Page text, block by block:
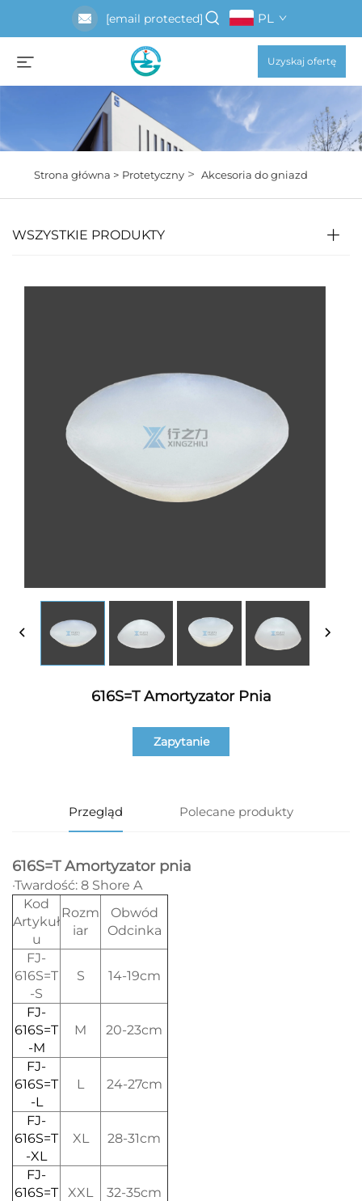
[email protected] PL
Uzyskaj ofertę
Strona główna > Protetyczny> Akcesoria do gniazd
WSZYSTKIE PRODUKTY
616S=T Amortyzator Pnia
Zapytanie
Przegląd Polecane produkty
616S=T Amortyzator pnia
·Twardość: 8 Shore A
Kod
Artykuł
u
Rozm
iar
Obwód
Odcinka
FJ-
616S=T
-S
S 14-19cm
FJ-
616S=T
-M
M 20-23cm
FJ-
616S=T
-L
L 24-27cm
FJ-
616S=T
-XL
XL 28-31cm
FJ-
616S=T
XXL 32-35cm